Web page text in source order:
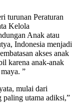
turunan Peraturan
Kelola
Anak atau
Indonesia menjadi
akses anak
karena anak-anak
”
mulai dari
paling utama adiksi,”